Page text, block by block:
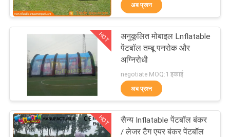
भ्रमण
नियंत्रण
COMPANY
NEWS
Inflatable बाउंसर
स्लाइड
अब प्रश्न
HOT
अनुकूलित मोबाइल Lnflatable
पेंटबॉल तम्बू पनरोक और
अग्निरोधी
negotiate MOQ:1 इकाई
अब प्रश्न
HOT
सैन्य Inflatable पेंटबॉल बंकर
/ लेजर टैग एयर बंकर पेंटबॉल